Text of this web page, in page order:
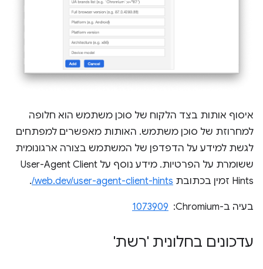
איסוף אותות בצד הלקוח של סוכן משתמש הוא חלופה
למחרוזת של סוכן משתמש. האותות מאפשרים למפתחים
לגשת למידע על הדפדפן של המשתמש בצורה ארגונומית
ששומרת על הפרטיות. מידע נוסף על User-Agent Client
Hints זמין בכתובת
web.dev/user-agent-client-hints/
.
בעיה ב-Chromium: ‏ 1073909
עדכונים בחלונית 'רשת'